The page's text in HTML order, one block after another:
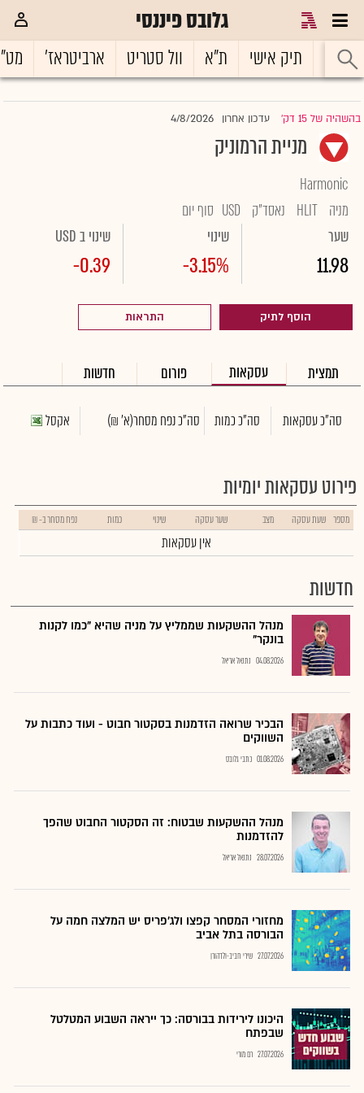
גלובס פיננסי
ראשי תיק אישי ת"א וול סטריט ארביטראז'
בהשהיה של 15 דק' |עדכון אחרון 4/8/2026
מניית הרמוניק
Harmonic
מניה HLIT נאסד"ק USD סוף יום
שער
11.98
שינוי
-3.15%
שינוי ב USD
-0.39
הוסף לתיק התראות
תמצית עסקאות פורום חדשות
סה"כ עסקאות סה"כ כמות סה"כ נפח מסחר(א' ₪) אקסל
פירוט עסקאות יומיות
מספר שעת עסקה מצב שער עסקה שינוי כמות נפח מסחר ב- ₪
אין עסקאות
חדשות
מנהל ההשקעות שממליץ על מניה שהיא "כמו לקנות
בונקר"
04.08.2026 נתנאל אריאל
הבכיר שרואה הזדמנות בסקטור חבוט - ועוד כתבות על
השווקים
01.08.2026 כתבי גלובס
מנהל ההשקעות שבטוח: זה הסקטור החבוט שהפך
להזדמנות
28.07.2026 נתנאל אריאל
מחזורי המסחר קפצו ולג'פריס יש המלצה חמה על
הבורסה בתל אביב
27.07.2026 שירי חביב-ולדהורן
היכונו לירידות בבורסה: כך ייראה השבוע המטלטל
שבפתח
27.07.2026 רם מורי